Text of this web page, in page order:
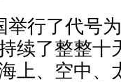
举行了代号
续了整整十
上、空中、